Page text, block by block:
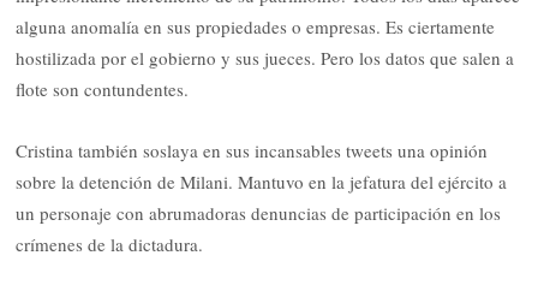
alguna anomalía en sus propiedades o empresas. Es ciertamente
hostilizada por el gobierno y sus jueces. Pero los datos que salen a
flote son contundentes.
Cristina también soslaya en sus incansables tweets una opinión
sobre la detención de Milani. Mantuvo en la jefatura del ejército a
un personaje con abrumadoras denuncias de participación en los
crímenes de la dictadura.